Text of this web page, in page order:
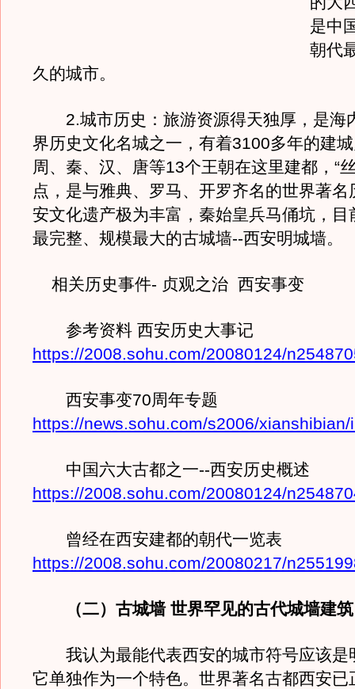
是中
朝代
久的城市。
2.城市历史：旅游资源得天独厚，是海
界历史文化名城之一，有着3100多年的建
周、秦、汉、唐等13个王朝在这里建都，“
点，是与雅典、罗马、开罗齐名的世界著名
安文化遗产极为丰富，秦始皇兵马俑坑，目
最完整、规模最大的古城墙--西安明城墙。
相关历史事件- 贞观之治 西安事变
参考资料 西安历史大事记
https://2008.sohu.com/20080124/
西安事变70周年专题
https://news.sohu.com/s2006/
中国六大古都之一--西安历史概述
https://2008.sohu.com/20080124/
曾经在西安建都的朝代一览表
https://2008.sohu.com/20080217/
（二）古城墙 世界罕见的古代城墙建筑
我认为最能代表西安的城市符号应该是
它单独作为一个特色。世界著名古都西安已